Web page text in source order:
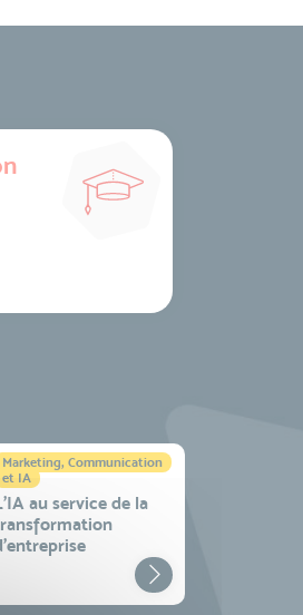
Marketing, Communication
et IA
au service de la